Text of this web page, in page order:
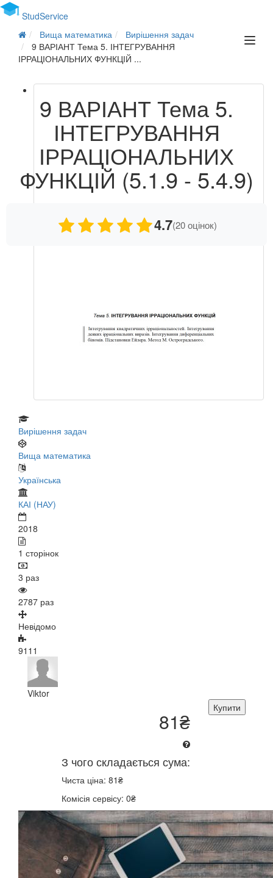
StudService
Вища математика
Вирішення задач
9 ВАРІАНТ Тема 5. ІНТЕГРУВАННЯ
ІРРАЦІОНАЛЬНИХ ФУНКЦІЙ ...
9 ВАРІАНТ Тема 5.
ІНТЕГРУВАННЯ
ІРРАЦІОНАЛЬНИХ
ФУНКЦІЙ (5.1.9 - 5.4.9)
4.7(20 оцінок)
Вирішення задач
Вища математика
Українська
КАІ (НАУ)
2018
1 сторінок
3 раз
2787 раз
Невідомо
9111
Viktor
Купити
81₴
З чого складається сума:
Чиста ціна: 81₴
Комісія сервісу: 0₴